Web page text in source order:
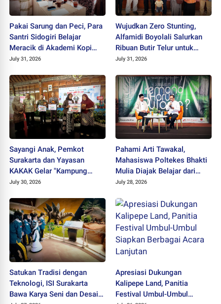
Pakai Sarung dan Peci, Para
Santri Sidogiri Belajar
Meracik di Akademi Kopi
Santri
July 31, 2026
Wujudkan Zero Stunting,
Alfamidi Boyolali Salurkan
Ribuan Butir Telur untuk
Balita Sleman
July 31, 2026
Sayangi Anak, Pemkot
Surakarta dan Yayasan
KAKAK Gelar "Kampung
Keren Tanpa Rokok Award
July 30, 2026
Pahami Arti Tawakal,
Mahasiswa Poltekes Bhakti
Mulia Diajak Belajar dari
Cicak
July 28, 2026
Satukan Tradisi dengan
Teknologi, ISI Surakarta
Bawa Karya Seni dan Desain
Apresiasi Dukungan
Kalipepe Land, Panitia
Festival Umbul-Umbul